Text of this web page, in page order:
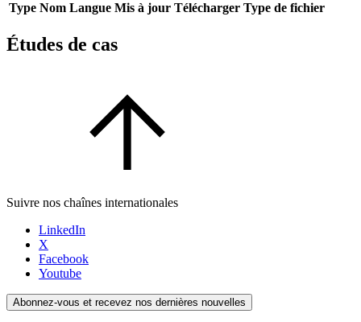
Type Nom Langue Mis à jour Télécharger Type de fichier
Études de cas
Suivre nos chaînes internationales
LinkedIn
X
Facebook
Youtube
Abonnez-vous et recevez nos dernières nouvelles